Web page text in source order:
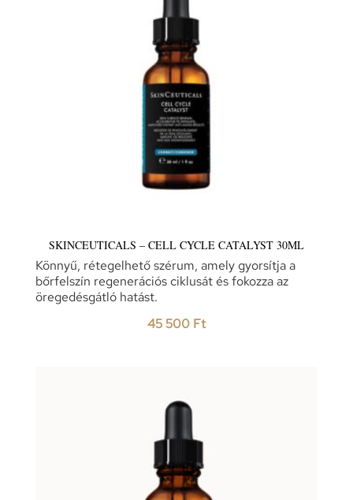
SKINCEUTICALS – CELL CYCLE CATALYST 30ML
Könnyű, rétegelhető szérum, amely gyorsítja a
bőrfelszín regenerációs ciklusát és fokozza az
öregedésgátló hatást.
45 500 Ft